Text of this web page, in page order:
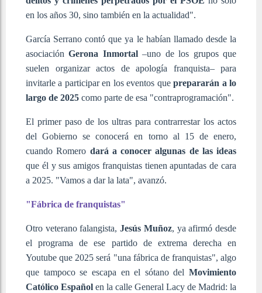
en los años 30, sino también en la actualidad".
García Serrano contó que ya le habían llamado desde la
asociaciónGerona Inmortal–uno de los grupos que
suelen organizar actos de apología franquista– para
invitarle a participar en los eventos queprepararán a lo
largo de 2025 como parte de esa "contraprogramación".
El primer paso de los ultras para contrarrestar los actos
del Gobierno se conocerá en torno al 15 de enero,
cuando Romero dará a conocer algunas de las ideas
que él y sus amigos franquistas tienen apuntadas de cara
a 2025. "Vamos a dar la lata", avanzó.
"Fábrica de franquistas"
Otro veterano falangista,Jesús Muñoz, ya afirmó desde
el programa de ese partido de extrema derecha en
Youtube que 2025 será "una fábrica de franquistas", algo
que tampoco se escapa en el sótano del Movimiento
Católico Español en la calle General Lacy de Madrid: la